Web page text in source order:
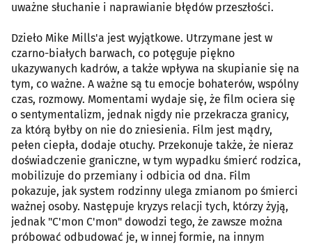
uważne słuchanie i naprawianie błędów przeszłości.
Dzieło Mike Mills'a jest wyjątkowe. Utrzymane jest w
czarno-białych barwach, co potęguje piękno
ukazywanych kadrów, a także wpływa na skupianie się na
tym, co ważne. A ważne są tu emocje bohaterów, wspólny
czas, rozmowy. Momentami wydaje się, że film ociera się
o sentymentalizm, jednak nigdy nie przekracza granicy,
za którą byłby on nie do zniesienia. Film jest mądry,
pełen ciepła, dodaje otuchy. Przekonuje także, że nieraz
doświadczenie graniczne, w tym wypadku śmierć rodzica,
mobilizuje do przemiany i odbicia od dna. Film
pokazuje, jak system rodzinny ulega zmianom po śmierci
ważnej osoby. Następuje kryzys relacji tych, którzy żyją,
jednak "C'mon C'mon" dowodzi tego, że zawsze można
próbować odbudować je, w innej formie, na innym